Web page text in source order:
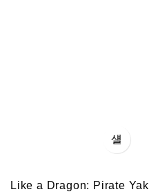
Like a Dragon: Pirate